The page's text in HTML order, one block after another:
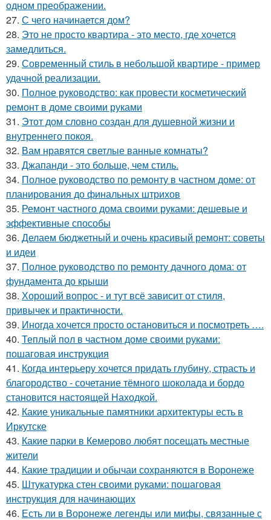
одном преображении.
27. С чего начинается дом?
28. Это не просто квартира - это место, где хочется
замедлиться.
29. Современный стиль в небольшой квартире - пример
удачной реализации.
30. Полное руководство: как провести косметический
ремонт в доме своими руками
31. Этот дом словно создан для душевной жизни и
внутреннего покоя.
32. Вам нравятся светлые ванные комнаты?
33. Джапанди - это больше, чем стиль.
34. Полное руководство по ремонту в частном доме: от
планирования до финальных штрихов
35. Ремонт частного дома своими руками: дешевые и
эффективные способы
36. Делаем бюджетный и очень красивый ремонт: советы
и идеи
37. Полное руководство по ремонту дачного дома: от
фундамента до крыши
38. Хороший вопрос - и тут всё зависит от стиля,
привычек и практичности.
39. Иногда хочется просто остановиться и посмотреть ….
40. Теплый пол в частном доме своими руками:
пошаговая инструкция
41. Когда интерьеру хочется придать глубину, страсть и
благородство - сочетание тёмного шоколада и бордо
становится настоящей Находкой.
42. Какие уникальные памятники архитектуры есть в
Иркутске
43. Какие парки в Кемерово любят посещать местные
жители
44. Какие традиции и обычаи сохраняются в Воронеже
45. Штукатурка стен своими руками: пошаговая
инструкция для начинающих
46. Есть ли в Воронеже легенды или мифы, связанные с